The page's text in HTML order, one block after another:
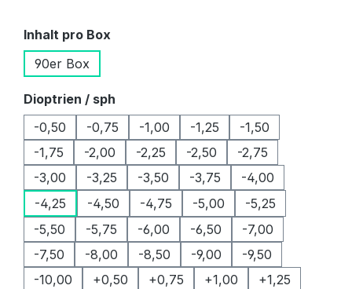
Inhalt pro Box
90er Box
Dioptrien / sph
-0,50
-0,75 -1,00 -1,25
-1,50
-1,75
-2,00 -2,25 -2,50
-2,75
-3,00
-3,25 -3,50 -3,75
-4,00
-4,25
-4,50 -4,75 -5,00
-5,25
-5,50
-5,75 -6,00 -6,50
-7,00
-7,50
-8,00 -8,50 -9,00
-9,50
-10,00
+0,50 +0,75 +1,00
+1,25